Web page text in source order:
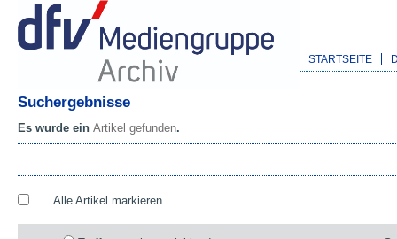
STARTSEITE
Suchergebnisse
Es wurde ein Artikel gefunden.
Alle Artikel markieren